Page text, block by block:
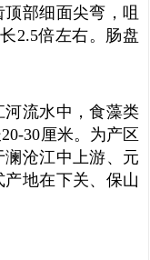
部细面尖弯，咀
2.5倍左右。肠盘
流水中，食藻类
30厘米。为产区
沧江中上游、元
地在下关、保山